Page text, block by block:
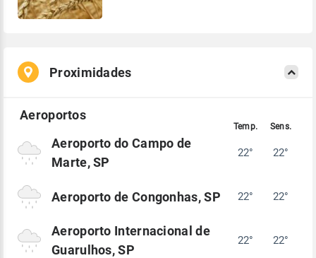
Proximidades
Aeroporto do Campo de
Marte, SP
22° 22°
Aeroporto de Congonhas, SP 22° 22°
Aeroporto Internacional de
Guarulhos, SP
22° 22°